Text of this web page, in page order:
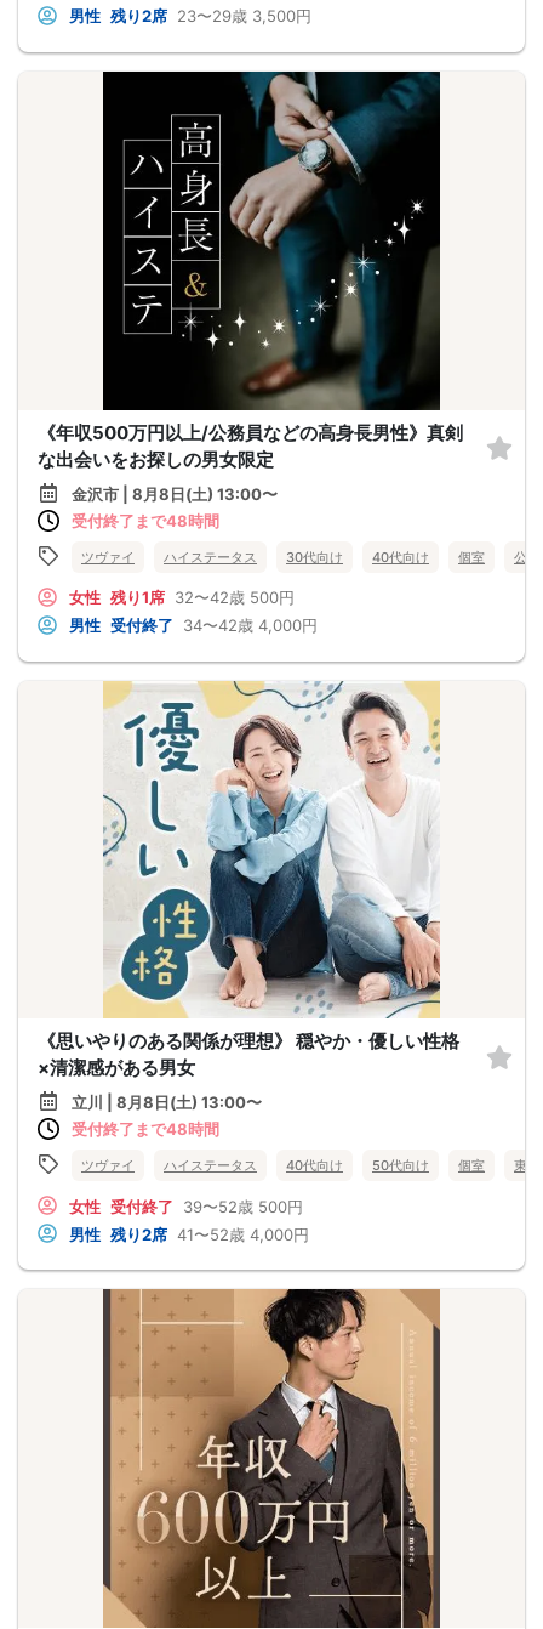
男性 残り2席 23〜29歳 3,500円
《年収500万円以上/公務員などの高身長男性》真剣
な出会いをお探しの男女限定
金沢市 | 8月8日(土) 13:00〜
受付終了まで48時間
ツヴァイ ハイステータス 30代向け 40代向け 個室 公
女性 残り1席 32〜42歳 500円
男性 受付終了 34〜42歳 4,000円
《思いやりのある関係が理想》 穏やか・優しい性格
×清潔感がある男女
立川 | 8月8日(土) 13:00〜
受付終了まで48時間
ツヴァイ ハイステータス 40代向け 50代向け 個室 東
女性 受付終了 39〜52歳 500円
男性 残り2席 41〜52歳 4,000円